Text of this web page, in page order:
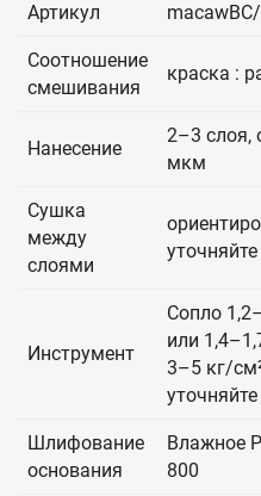
Артикул
Соотношение
смешивания
краска :
Нанесение
2–3 слоя,
мкм
Сушка
между
слоями
Инструмент
Сопло
или
3–5 кг/
Шлифование
основания
Влажное
800